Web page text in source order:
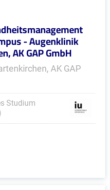
- Augenklinik
AK GAP GmbH
AK GAP
Studium